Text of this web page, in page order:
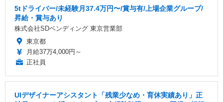
5tドライバー/未経験月37.4万円〜/賞与有/上場企業グループ/
昇給・賞与あり
株式会社SDベンディング 東京営業部
東京都
月給37万4,000円～
正社員
UIデザイナーアシスタント「残業少なめ・育休実績あり」正